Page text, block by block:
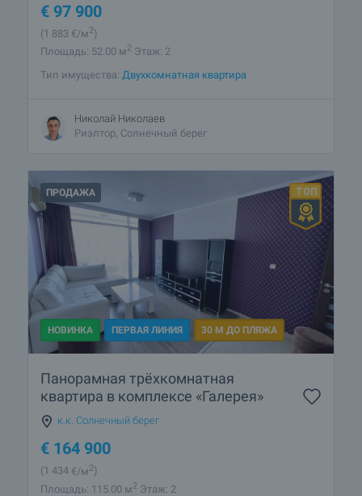
€ 97 900
(1 883 €/м2)
Площадь: 52.00 м2 Этаж: 2
Тип имущества: Двухкомнатная квартира
Николай Николаев
Риэлтор, Солнечный берег
ПРОДАЖА
НОВИНКА ПЕРВАЯ ЛИНИЯ 30 М ДО ПЛЯЖА
Панорамная трёхкомнатная
квартира в комплексе «Галерея»
к.к. Солнечный берег
€ 164 900
(1 434 €/м2)
Площадь: 115.00 м2 Этаж: 2